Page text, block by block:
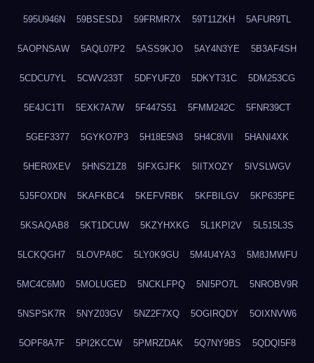
595U946N 59BSESDJ 59FRMR7X 59T11ZKH 5AFUR9TL
5AOPNSAW 5AQL07P2 5ASS9KJO 5AY4N3YE 5B3AF4SH
5CDCU7YL 5CWV233T 5DFYUFZ0 5DKYT31C 5DM253CG
5E4JC1TI 5EXK7A7W 5F447S51 5FMM242C 5FNR39CT
5GEF3377 5GYKO7P3 5H18E5N3 5H4C8VII 5HANI4XK
5HER0XEV 5HNS21Z8 5IFXGJFK 5IITXOZY 5IVSLWGV
5J5FOXDN 5KAFKBC4 5KEFVRBK 5KFBILGV 5KP635PE
5KSAQAB8 5KT1DCUW 5KZYHXKG 5L1KPI2V 5L515L3S
5LCKQGH7 5LOVPA8C 5LY0K9GU 5M4U4YA3 5M8JMWFU
5MC4C6M0 5MOLUGED 5NCKLFPQ 5NI5PO7L 5NROBV9R
5NSPSK7R 5NYZ03GV 5NZ2F7XQ 5OGIRQDY 5OIXNVW6
5OPF8A7F 5PI2KCCW 5PMRZDAK 5Q7NY9BS 5QDQI5F8